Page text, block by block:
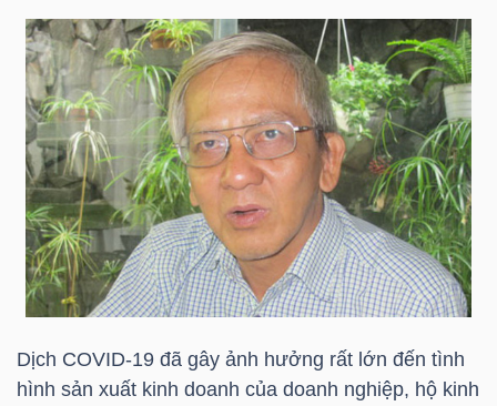
Dịch COVID-19 đã gây ảnh hưởng rất lớn đến tình
hình sản xuất kinh doanh của doanh nghiệp, hộ kinh
CHĂM
SÓC
SỨC
KHỎE
TÀI